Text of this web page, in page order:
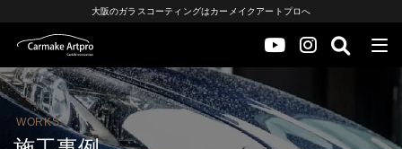
大阪のガラスコーティングはカーメイクアートプロへ
WORKS